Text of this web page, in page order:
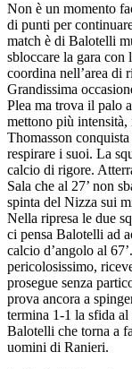
Non è un momento
di punti per
match è di Balotelli
sbloccare la gara con
coordina nell’area di
Grandissima
Plea ma trova il palo
mettono più
Thomasson
respirare i suoi. La
calcio di rigore.
Sala che al 27’ non
spinta del Nizza sui
Nella ripresa le due
ci pensa Balotelli ad
calcio d’angolo al
pericolosissimo,
prosegue senza
prova ancora a
termina 1-1 la sfida
Balotelli che torna a
uomini di Ranieri.